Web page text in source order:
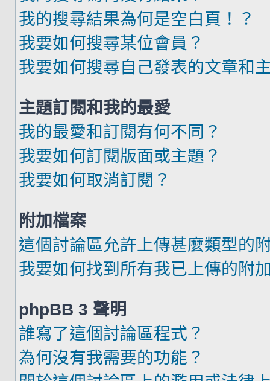
我的搜尋結果為何是空白頁！？
我要如何搜尋某位會員？
我要如何搜尋自己發表的文章和
主題訂閱和我的最愛
我的最愛和訂閱有何不同？
我要如何訂閱版面或主題？
我要如何取消訂閱？
附加檔案
這個討論區允許上傳甚麼類型的
我要如何找到所有我已上傳的附
phpBB 3 聲明
誰寫了這個討論區程式？
為何沒有我需要的功能？